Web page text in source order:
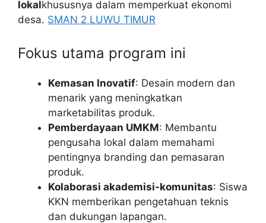
lokalkhususnya dalam memperkuat ekonomi
desa. SMAN 2 LUWU TIMUR
Fokus utama program ini
Kemasan Inovatif: Desain modern dan
menarik yang meningkatkan
marketabilitas produk.
Pemberdayaan UMKM: Membantu
pengusaha lokal dalam memahami
pentingnya branding dan pemasaran
produk.
Kolaborasi akademisi-komunitas: Siswa
KKN memberikan pengetahuan teknis
dan dukungan lapangan.